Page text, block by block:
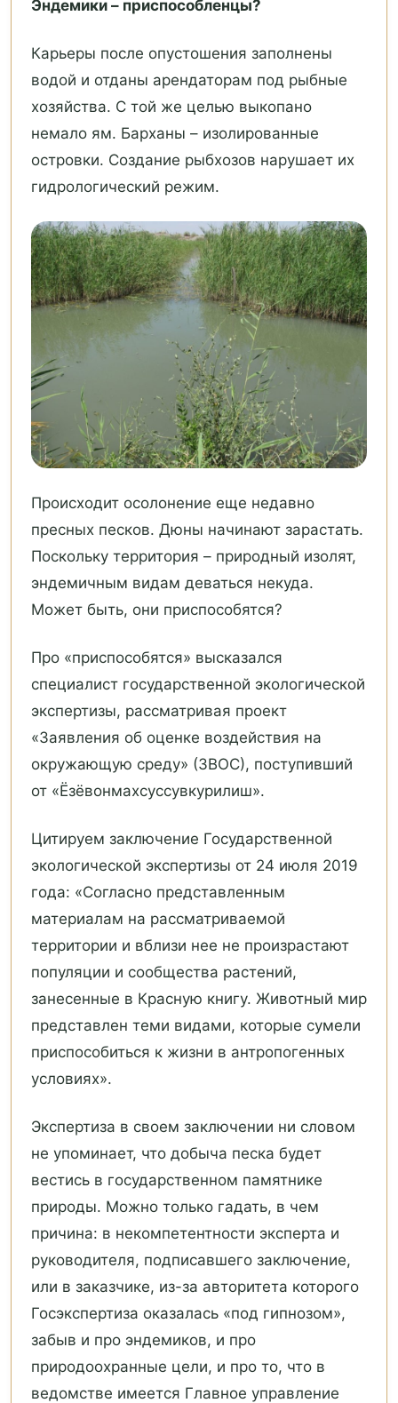
Эндемики – приспособленцы?
Карьеры после опустошения заполнены
водой и отданы арендаторам под рыбные
хозяйства. С той же целью выкопано
немало ям. Барханы – изолированные
островки. Создание рыбхозов нарушает их
гидрологический режим.
Происходит осолонение еще недавно
пресных песков. Дюны начинают зарастать.
Поскольку территория – природный изолят,
эндемичным видам деваться некуда.
Может быть, они приспособятся?
Про «приспособятся» высказался
специалист государственной экологической
экспертизы, рассматривая проект
«Заявления об оценке воздействия на
окружающую среду» (ЗВОС), поступивший
от «Ёзёвонмахсуссувкурилиш».
Цитируем заключение Государственной
экологической экспертизы от 24 июля 2019
года: «Согласно представленным
материалам на рассматриваемой
территории и вблизи нее не произрастают
популяции и сообщества растений,
занесенные в Красную книгу. Животный мир
представлен теми видами, которые сумели
приспособиться к жизни в антропогенных
условиях».
Экспертиза в своем заключении ни словом
не упоминает, что добыча песка будет
вестись в государственном памятнике
природы. Можно только гадать, в чем
причина: в некомпетентности эксперта и
руководителя, подписавшего заключение,
или в заказчике, из-за авторитета которого
Госэкспертиза оказалась «под гипнозом»,
забыв и про эндемиков, и про
природоохранные цели, и про то, что в
ведомстве имеется Главное управление